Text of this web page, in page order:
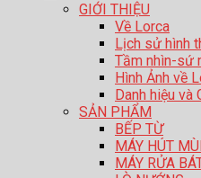
GIỚI THIỆU
Về Lorca
Lịch sử hình
Tầm nhìn-sứ
Hình Ảnh về
Danh hiệu và
SẢN PHẨM
BẾP TỪ
MÁY HÚT
MÁY RỬA